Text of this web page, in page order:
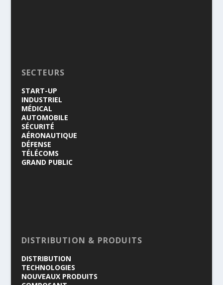
SECTEURS
START-UP
INDUSTRIEL
MÉDICAL
AUTOMOBILE
SÉCURITÉ
AÉRONAUTIQUE
DÉFENSE
TÉLÉCOMS
GRAND PUBLIC
DISTRIBUTION & PRODUITS
DISTRIBUTION
TECHNOLOGIES
NOUVEAUX PRODUITS